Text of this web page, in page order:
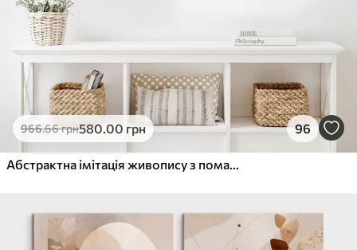
966.66грн580.00 грн 96
Абстрактна імітація живопису з помаранчевими та сірими колами, листям і гілками, сучасний стиль, ефект акварелі